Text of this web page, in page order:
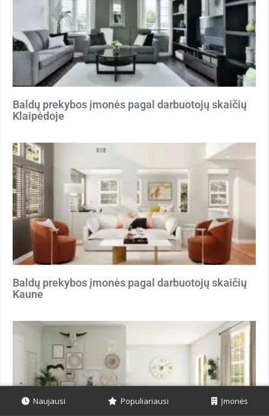
Baldų prekybos įmonės pagal darbuotojų skaičių
Klaipėdoje
Baldų prekybos įmonės pagal darbuotojų skaičių
Kaune
Naujausi Populiariausi Įmonės